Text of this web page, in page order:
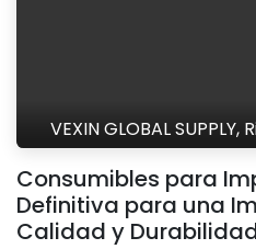
VEXIN GLOBAL SUPPLY,
Consumibles para
Definitiva para una
Calidad y